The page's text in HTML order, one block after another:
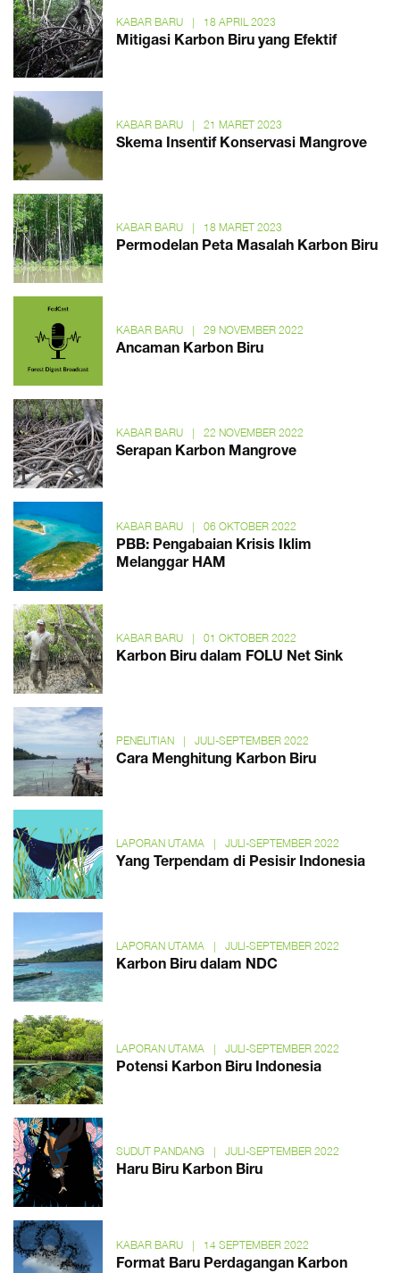
KABAR BARU | 18 APRIL 2023
Mitigasi Karbon Biru yang Efektif
KABAR BARU | 21 MARET 2023
Skema Insentif Konservasi Mangrove
KABAR BARU | 18 MARET 2023
Permodelan Peta Masalah Karbon Biru
KABAR BARU | 29 NOVEMBER 2022
Ancaman Karbon Biru
KABAR BARU | 22 NOVEMBER 2022
Serapan Karbon Mangrove
KABAR BARU | 06 OKTOBER 2022
PBB: Pengabaian Krisis Iklim
Melanggar HAM
KABAR BARU | 01 OKTOBER 2022
Karbon Biru dalam FOLU Net Sink
PENELITIAN | JULI-SEPTEMBER 2022
Cara Menghitung Karbon Biru
LAPORAN UTAMA | JULI-SEPTEMBER 2022
Yang Terpendam di Pesisir Indonesia
LAPORAN UTAMA | JULI-SEPTEMBER 2022
Karbon Biru dalam NDC
LAPORAN UTAMA | JULI-SEPTEMBER 2022
Potensi Karbon Biru Indonesia
SUDUT PANDANG | JULI-SEPTEMBER 2022
Haru Biru Karbon Biru
KABAR BARU | 14 SEPTEMBER 2022
Format Baru Perdagangan Karbon